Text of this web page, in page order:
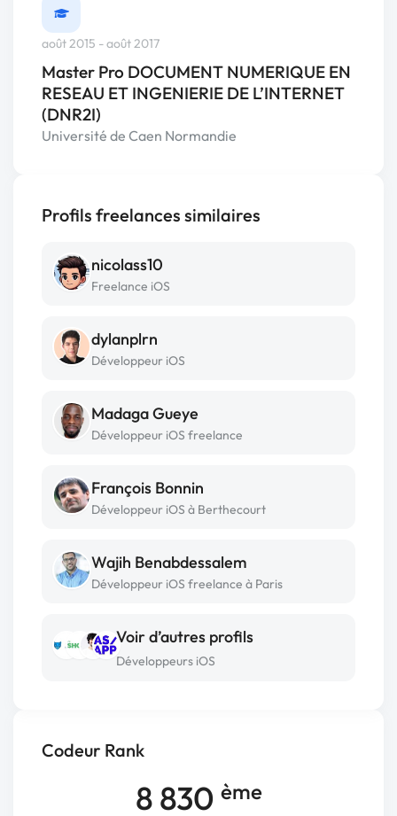
Codeur Rank
8 830 ème
août 2015 - août 2017
Master Pro DOCUMENT NUMERIQUE EN
RESEAU ET INGENIERIE DE L’INTERNET
(DNR2I)
Université de Caen Normandie
Profils freelances similaires
nicolass10
Freelance iOS
dylanplrn
Développeur iOS
Madaga Gueye
Développeur iOS freelance
François Bonnin
Développeur iOS à Berthecourt
Wajih Benabdessalem
Développeur iOS freelance à Paris
Voir d’autres profils
Développeurs iOS